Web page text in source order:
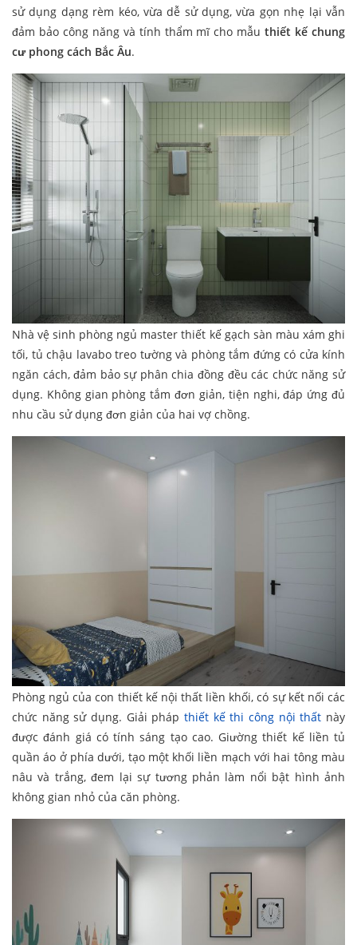
sử dụng dạng rèm kéo, vừa dễ sử dụng, vừa gọn nhẹ lại vẫn
đảm bảo công năng và tính thẩm mĩ cho mẫuthiết kế chung
cư phong cách Bắc Âu.
Nhà vệ sinh phòng ngủ master thiết kế gạch sàn màu xám ghi
tối, tủ chậu lavabo treo tường và phòng tắm đứng có cửa kính
ngăn cách, đảm bảo sự phân chia đồng đều các chức năng sử
dụng. Không gian phòng tắm đơn giản, tiện nghi, đáp ứng đủ
nhu cầu sử dụng đơn giản của hai vợ chồng.
Phòng ngủ của con thiết kế nội thất liền khối, có sự kết nối các
chức năng sử dụng. Giải pháp thiết kế thi công nội thất này
được đánh giá có tính sáng tạo cao. Giường thiết kế liền tủ
quần áo ở phía dưới, tạo một khối liền mạch với hai tông màu
nâu và trắng, đem lại sự tương phản làm nổi bật hình ảnh
không gian nhỏ của căn phòng.